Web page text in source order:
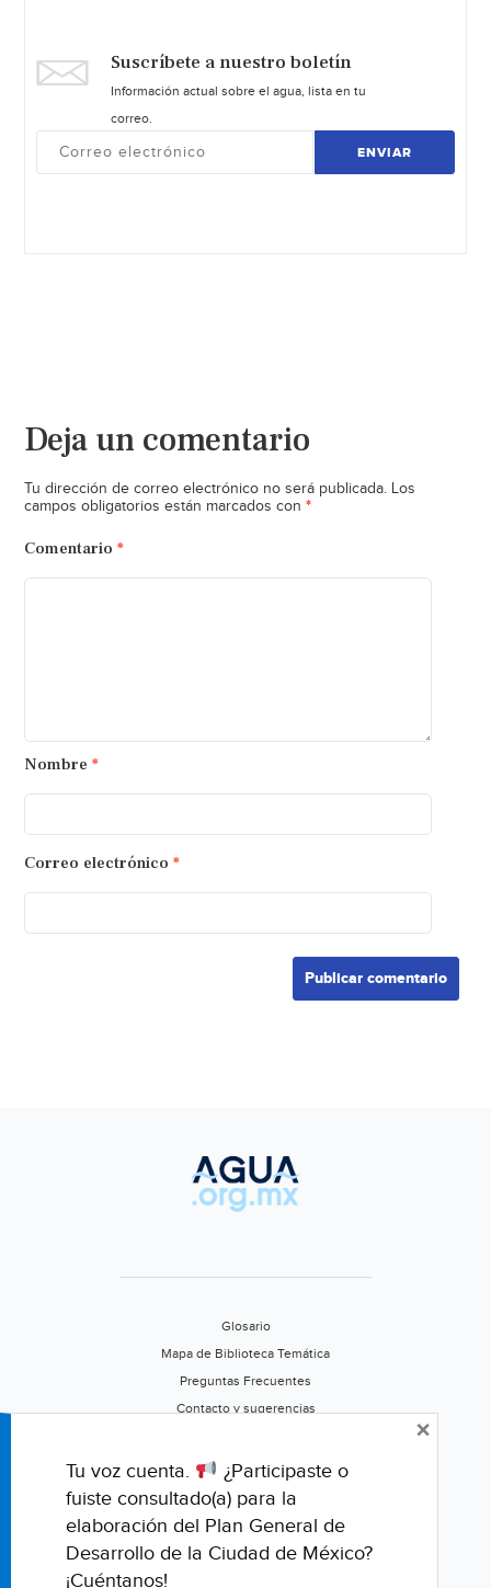
Suscríbete a nuestro boletín
Información actual sobre el agua, lista en tu
correo.
ENVIAR
Deja un comentario
Tu dirección de correo electrónico no será publicada. Los
campos obligatorios están marcados con *
Comentario *
Nombre *
Correo electrónico *
Glosario
Mapa de Biblioteca Temática
Preguntas Frecuentes
Contacto y sugerencias
Califica este portal
Tu voz cuenta.
¿Participaste o
fuiste consultado(a) para la
elaboración del Plan General de
Desarrollo de la Ciudad de México?
¡Cuéntanos!
×